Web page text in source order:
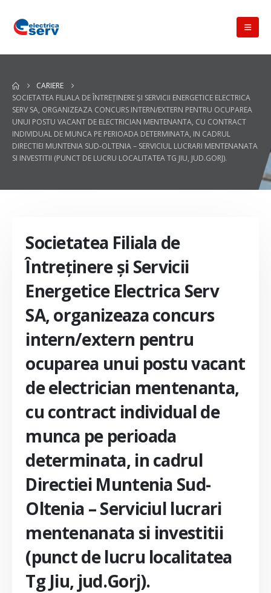
CARIERE
SOCIETATEA FILIALA DE ÎNTREŢINERE ŞI SERVICII ENERGETICE ELECTRICA
SERV SA, ORGANIZEAZA CONCURS INTERN/EXTERN PENTRU OCUPAREA
UNUI POSTU VACANT DE ELECTRICIAN MENTENANTA, CU CONTRACT
INDIVIDUAL DE MUNCA PE PERIOADA DETERMINATA, IN CADRUL
DIRECTIEI MUNTENIA SUD-OLTENIA – SERVICIUL LUCRARI MENTENANATA
SI INVESTITII (PUNCT DE LUCRU LOCALITATEA TG JIU, JUD.GORJ).
Societatea Filiala de
Întreţinere şi Servicii
Energetice Electrica Serv
SA, organizeaza concurs
intern/extern pentru
ocuparea unui postu vacant
de electrician mentenanta,
cu contract individual de
munca pe perioada
determinata, in cadrul
Directiei Muntenia Sud-
Oltenia – Serviciul lucrari
mentenanata si investitii
(punct de lucru localitatea
Tg Jiu, jud.Gorj).